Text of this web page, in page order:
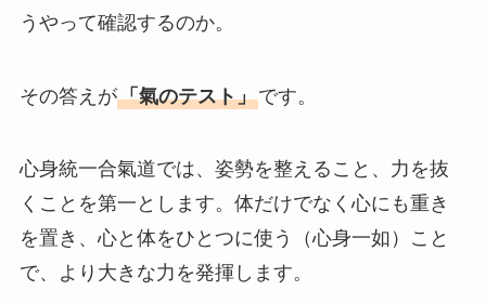
うやって確認するのか。
その答えが「氣のテスト」です。
心身統一合氣道では、姿勢を整えること、力を抜
くことを第一とします。体だけでなく心にも重き
を置き、心と体をひとつに使う（心身一如）こと
で、より大きな力を発揮します。